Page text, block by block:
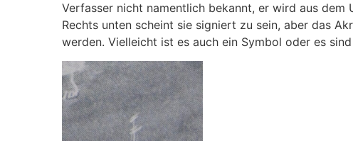
Verfasser nicht namentlich bekannt, er wird aus dem
Rechts unten scheint sie signiert zu sein, aber das
werden. Vielleicht ist es auch ein Symbol oder es